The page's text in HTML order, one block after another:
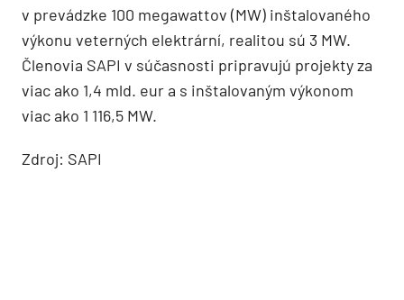
v prevádzke 100 megawattov (MW) inštalovaného
výkonu veterných elektrární, realitou sú 3 MW.
Členovia SAPI v súčasnosti pripravujú projekty za
viac ako 1,4 mld. eur a s inštalovaným výkonom
viac ako 1 116,5 MW.
Zdroj: SAPI